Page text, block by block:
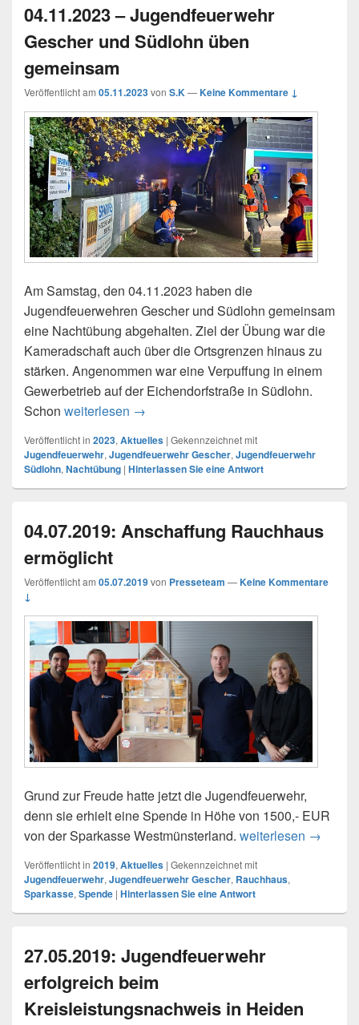
04.11.2023 – Jugendfeuerwehr
Gescher und Südlohn üben
gemeinsam
Veröffentlicht am 05.11.2023von S.K—Keine Kommentare ↓
Am Samstag, den 04.11.2023 haben die
Jugendfeuerwehren Gescher und Südlohn gemeinsam
eine Nachtübung abgehalten. Ziel der Übung war die
Kameradschaft auch über die Ortsgrenzen hinaus zu
stärken. Angenommen war eine Verpuffung in einem
Gewerbetrieb auf der Eichendorfstraße in Südlohn.
Schon weiterlesen 04.11.2023 – Jugendfeuerwehr
→
Veröffentlicht in 2023, Aktuelles | Gekennzeichnet mit
Jugendfeuerwehr, Jugendfeuerwehr Gescher, Jugendfeuerwehr
Südlohn, Nachtübung | Hinterlassen Sie eine Antwort
04.07.2019: Anschaffung Rauchhaus
ermöglicht
Veröffentlicht am 05.07.2019von Presseteam —Keine Kommentare
↓
Grund zur Freude hatte jetzt die Jugendfeuerwehr,
denn sie erhielt eine Spende in Höhe von 1500,- EUR
von der Sparkasse Westmünsterland. weiterlesen →
Veröffentlicht in 2019, Aktuelles | Gekennzeichnet mit
Jugendfeuerwehr, Jugendfeuerwehr Gescher, Rauchhaus,
Sparkasse, Spende | Hinterlassen Sie eine Antwort
27.05.2019: Jugendfeuerwehr
erfolgreich beim
Kreisleistungsnachweis in Heiden